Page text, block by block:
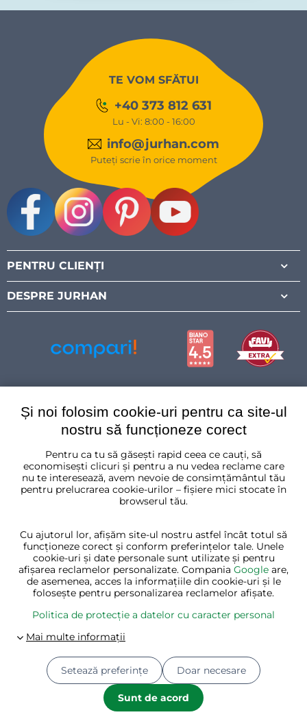
TE VOM SFĂTUI
+40 373 812 631
Lu - Vi: 8:00 - 16:00
info@jurhan.com
Puteți scrie în orice moment
PENTRU CLIENȚI
DESPRE JURHAN
România
© 2026 Jurhan.ro 💚 | Toate drepturile rezervate
Preferințe de confidențialitate
Politica de protecție a datelor cu caracter personal
Și noi folosim cookie-uri pentru ca site-ul
nostru să funcționeze corect
Pentru ca tu să găsești rapid ceea ce cauți, să
economisești clicuri și pentru a nu vedea reclame care
nu te interesează, avem nevoie de consimțământul tău
pentru prelucrarea cookie-urilor – fișiere mici stocate în
browserul tău.
Cu ajutorul lor, afișăm site-ul nostru astfel încât totul să
funcționeze corect și conform preferințelor tale. Unele
cookie-uri și date personale sunt utilizate și pentru
afișarea reclamelor personalizate. Compania Google are,
de asemenea, acces la informațiile din cookie-uri și le
folosește pentru personalizarea reclamelor afișate.
Politica de protecție a datelor cu caracter personal
Setează preferințe
Sunt de acord
Doar necesare